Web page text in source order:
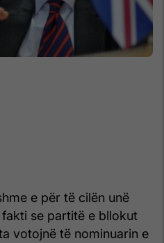
e për të cilën unë
se partitë e bllokut
votojnë të nominuarin e